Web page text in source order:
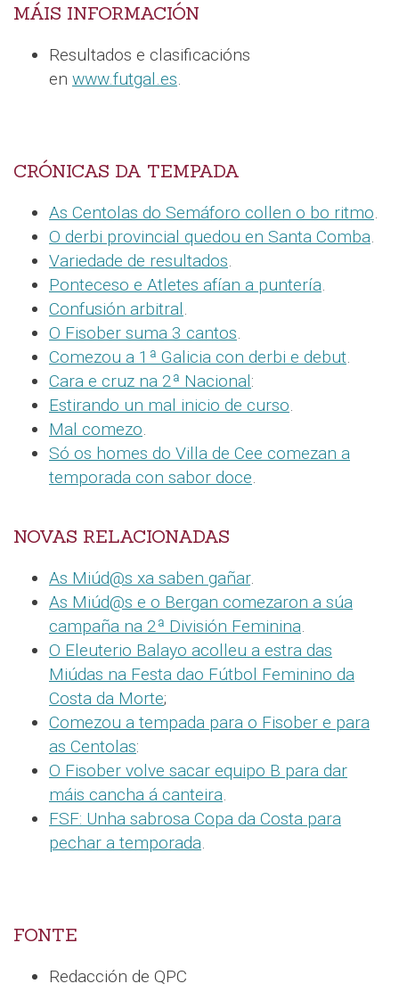
MÁIS INFORMACIÓN
Resultados e clasificacións
en www.futgal.es.
CRÓNICAS DA TEMPADA
As Centolas do Semáforo collen o bo ritmo.
O derbi provincial quedou en Santa Comba.
Variedade de resultados.
Ponteceso e Atletes afían a puntería.
Confusión arbitral.
O Fisober suma 3 cantos.
Comezou a 1ª Galicia con derbi e debut.
Cara e cruz na 2ª Nacional:
Estirando un mal inicio de curso.
Mal comezo.
Só os homes do Villa de Cee comezan a
temporada con sabor doce.
NOVAS RELACIONADAS
As Miúd@s xa saben gañar.
As Miúd@s e o Bergan comezaron a súa
campaña na 2ª División Feminina.
O Eleuterio Balayo acolleu a estra das
Miúdas na Festa dao Fútbol Feminino da
Costa da Morte;
Comezou a tempada para o Fisober e para
as Centolas:
O Fisober volve sacar equipo B para dar
máis cancha á canteira.
FSF: Unha sabrosa Copa da Costa para
pechar a temporada.
FONTE
Redacción de QPC